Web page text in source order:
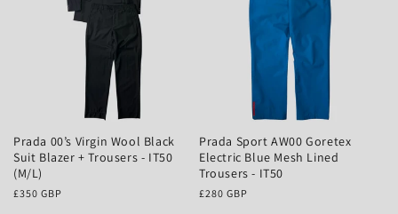
Prada 00’s Virgin Wool Black
Suit Blazer + Trousers - IT50
(M/L)
Prix
£350 GBP
Prada Sport AW00 Goretex
Electric Blue Mesh Lined
Trousers - IT50
Prix
£280 GBP